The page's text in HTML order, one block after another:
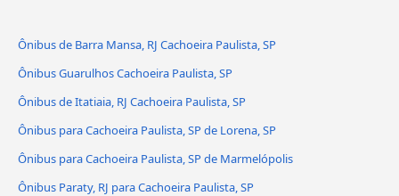
Ônibus de Barra Mansa, RJ Cachoeira Paulista, SP
Ônibus Guarulhos Cachoeira Paulista, SP
Ônibus de Itatiaia, RJ Cachoeira Paulista, SP
Ônibus para Cachoeira Paulista, SP de Lorena, SP
Ônibus para Cachoeira Paulista, SP de Marmelópolis
Ônibus Paraty, RJ para Cachoeira Paulista, SP